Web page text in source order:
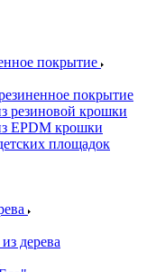
покрытие
покрытие
резиновой крошки
EPDM крошки
площадок
дерева